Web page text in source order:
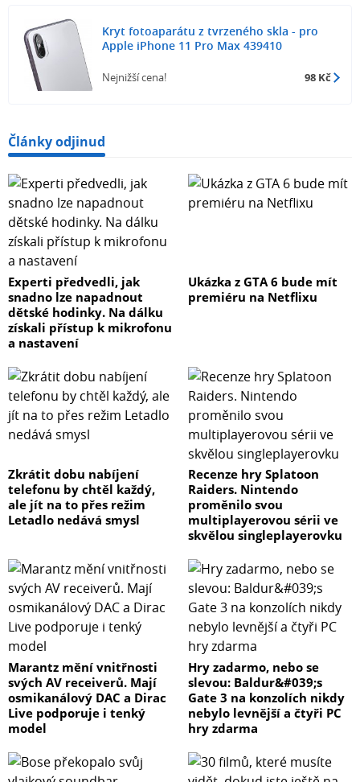
Kryt fotoaparátu z tvrzeného skla - pro
Apple iPhone 11 Pro Max 439410
Nejnižší cena! 98 Kč
Články odjinud
Experti předvedli, jak
snadno lze napadnout
dětské hodinky. Na dálku
získali přístup k mikrofonu
a nastavení
Ukázka z GTA 6 bude mít
premiéru na Netflixu
Zkrátit dobu nabíjení
telefonu by chtěl každý,
ale jít na to přes režim
Letadlo nedává smysl
Recenze hry Splatoon
Raiders. Nintendo
proměnilo svou
multiplayerovou sérii ve
skvělou singleplayerovku
Marantz mění vnitřnosti
svých AV receiverů. Mají
osmikanálový DAC a Dirac
Live podporuje i tenký
model
Hry zadarmo, nebo se
slevou: Baldur&#039;s
Gate 3 na konzolích nikdy
nebylo levnější a čtyři PC
hry zdarma